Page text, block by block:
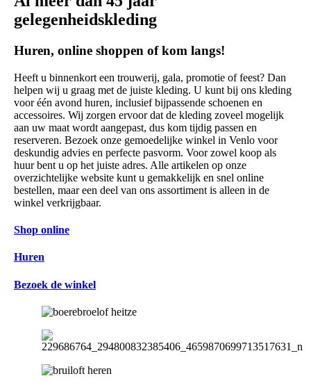
gelegenheidskleding
Huren, online shoppen of kom langs!
Heeft u binnenkort een trouwerij, gala, promotie of feest? Dan
helpen wij u graag met de juiste kleding. U kunt bij ons kleding
voor één avond huren, inclusief bijpassende schoenen en
accessoires. Wij zorgen ervoor dat de kleding zoveel mogelijk
aan uw maat wordt aangepast, dus kom tijdig passen en
reserveren. Bezoek onze gemoedelijke winkel in Venlo voor
deskundig advies en perfecte pasvorm. Voor zowel koop als
huur bent u op het juiste adres. Alle artikelen op onze
overzichtelijke website kunt u gemakkelijk en snel online
bestellen, maar een deel van ons assortiment is alleen in de
winkel verkrijgbaar.
Shop online
Huren
Bezoek de winkel